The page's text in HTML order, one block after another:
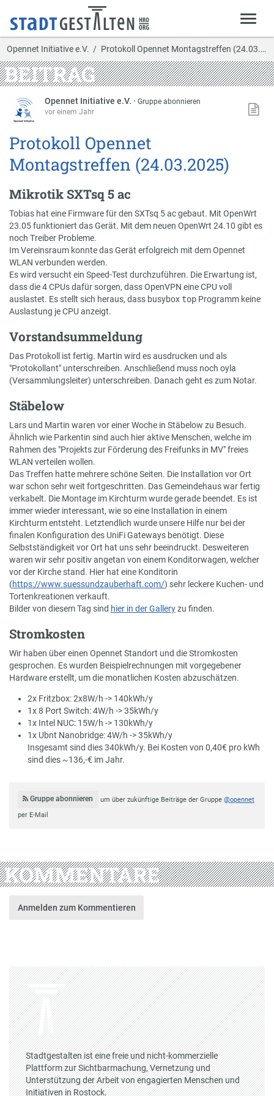
Opennet Initiative e.V. Protokoll Opennet Montagstreffen (24.03.2025)
BEITRAG
Opennet Initiative e.V. ·Gruppe abonnieren
vor einem Jahr
Protokoll Opennet
Montagstreffen (24.03.2025)
Mikrotik SXTsq 5 ac
Tobias hat eine Firmware für den SXTsq 5 ac gebaut. Mit OpenWrt
23.05 funktioniert das Gerät. Mit dem neuen OpenWrt 24.10 gibt es
noch Treiber Probleme.
Im Vereinsraum konnte das Gerät erfolgreich mit dem Opennet
WLAN verbunden werden.
Es wird versucht ein Speed-Test durchzuführen. Die Erwartung ist,
dass die 4 CPUs dafür sorgen, dass OpenVPN eine CPU voll
auslastet. Es stellt sich heraus, dass busybox top Programm keine
Auslastung je CPU anzeigt.
Vorstandsummeldung
Das Protokoll ist fertig. Martin wird es ausdrucken und als
"Protokollant" unterschreiben. Anschließend muss noch oyla
(Versammlungsleiter) unterschreiben. Danach geht es zum Notar.
Stäbelow
Lars und Martin waren vor einer Woche in Stäbelow zu Besuch.
Ähnlich wie Parkentin sind auch hier aktive Menschen, welche im
Rahmen des "Projekts zur Förderung des Freifunks in MV" freies
WLAN verteilen wollen.
Das Treffen hatte mehrere schöne Seiten. Die Installation vor Ort
war schon sehr weit fortgeschritten. Das Gemeindehaus war fertig
verkabelt. Die Montage im Kirchturm wurde gerade beendet. Es ist
immer wieder interessant, wie so eine Installation in einem
Kirchturm entsteht. Letztendlich wurde unsere Hilfe nur bei der
finalen Konfiguration des UniFi Gateways benötigt. Diese
Selbstständigkeit vor Ort hat uns sehr beeindruckt. Desweiteren
waren wir sehr positiv angetan von einem Konditorwagen, welcher
vor der Kirche stand. Hier hat eine Konditorin
(https://www.suessundzauberhaft.com/) sehr leckere Kuchen- und
Tortenkreationen verkauft.
Bilder von diesem Tag sind hier in der Galleryzu finden.
Stromkosten
Wir haben über einen Opennet Standort und die Stromkosten
gesprochen. Es wurden Beispielrechnungen mit vorgegebener
Hardware erstellt, um die monatlichen Kosten abzuschätzen.
2x Fritzbox: 2x8W/h -> 140kWh/y
1x 8 Port Switch: 4W/h -> 35kWh/y
1x Intel NUC: 15W/h -> 130kWh/y
1x Ubnt Nanobridge: 4W/h -> 35kWh/y
Insgesamt sind dies 340kWh/y. Bei Kosten von 0,40€ pro kWh
sind dies ~136,-€ im Jahr.
Gruppe abonnieren um über zukünftige Beiträge der Gruppe @opennet
per E-Mail
KOMMENTARE
Anmelden zum Kommentieren
Stadtgestalten ist eine freie und nicht-kommerzielle
Plattform zur Sichtbarmachung, Vernetzung und
Unterstützung der Arbeit von engagierten Menschen und
Initiativen in Rostock.